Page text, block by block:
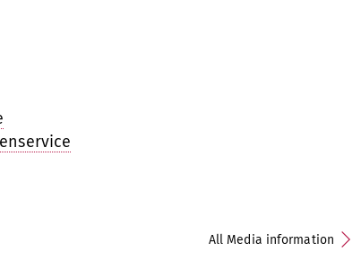
All Media information